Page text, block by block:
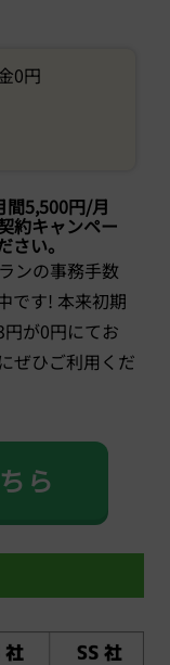
0円
間5,500円/月
約キャンペー
い。
ンの事務手数
です! 本来初期
が0円にてお
ぜひご利用くだ
ら